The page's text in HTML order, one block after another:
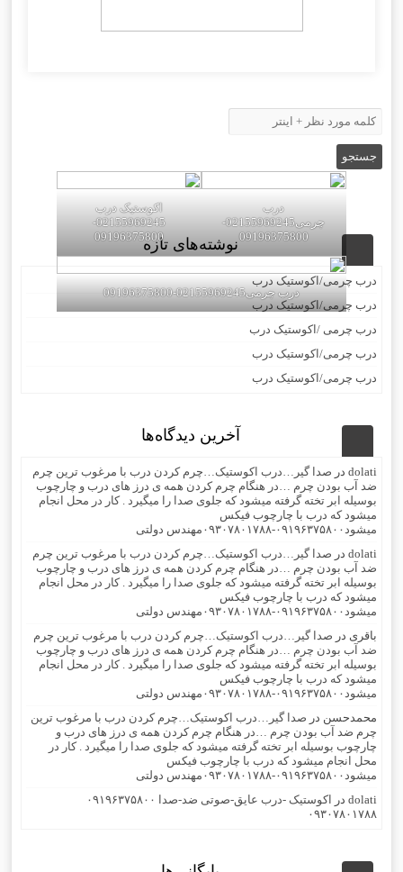
درب
چرمی02155969245-
09196375800
اکوستیک درب
02155969245-
09196375800
درب چرمی02155969245-09196375800
نوشته‌های تازه
درب چرمی/اکوستیک درب
درب چرمی/اکوستیک درب
درب چرمی /اکوستیک درب
درب چرمی/اکوستیک درب
درب چرمی/اکوستیک درب
آخرین دیدگاه‌ها
dolati در صدا گیر…درب اکوستیک…چرم کردن درب با مرغوب ترین چرم
ضد آب بودن چرم …در هنگام چرم کردن همه ی درز های درب و چارچوب
بوسیله ابر تخته گرفته میشود که جلوی صدا را میگیرد . کار در محل انجام
میشود که درب با چارچوب فیکس
میشود۰۹۱۹۶۳۷۵۸۰۰-۰۹۳۰۷۸۰۱۷۸۸مهندس دولتی
dolati در صدا گیر…درب اکوستیک…چرم کردن درب با مرغوب ترین چرم
ضد آب بودن چرم …در هنگام چرم کردن همه ی درز های درب و چارچوب
بوسیله ابر تخته گرفته میشود که جلوی صدا را میگیرد . کار در محل انجام
میشود که درب با چارچوب فیکس
میشود۰۹۱۹۶۳۷۵۸۰۰-۰۹۳۰۷۸۰۱۷۸۸مهندس دولتی
باقری در صدا گیر…درب اکوستیک…چرم کردن درب با مرغوب ترین چرم
ضد آب بودن چرم …در هنگام چرم کردن همه ی درز های درب و چارچوب
بوسیله ابر تخته گرفته میشود که جلوی صدا را میگیرد . کار در محل انجام
میشود که درب با چارچوب فیکس
میشود۰۹۱۹۶۳۷۵۸۰۰-۰۹۳۰۷۸۰۱۷۸۸مهندس دولتی
محمدحسن در صدا گیر…درب اکوستیک…چرم کردن درب با مرغوب ترین
چرم ضد آب بودن چرم …در هنگام چرم کردن همه ی درز های درب و
چارچوب بوسیله ابر تخته گرفته میشود که جلوی صدا را میگیرد . کار در
محل انجام میشود که درب با چارچوب فیکس
میشود۰۹۱۹۶۳۷۵۸۰۰-۰۹۳۰۷۸۰۱۷۸۸مهندس دولتی
dolati در
اکوستیک -درب عایق-صوتی ضد-صدا ۰۹۱۹۶۳۷۵۸۰۰
۰۹۳۰۷۸۰۱۷۸۸